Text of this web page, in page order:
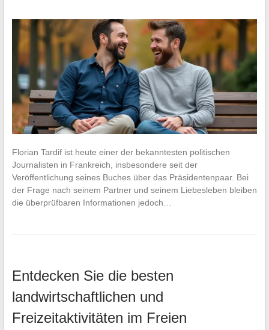
Florian Tardif ist heute einer der bekanntesten politischen
Journalisten in Frankreich, insbesondere seit der
Veröffentlichung seines Buches über das Präsidentenpaar. Bei
der Frage nach seinem Partner und seinem Liebesleben bleiben
die überprüfbaren Informationen jedoch…
Entdecken Sie die besten
landwirtschaftlichen und
Freizeitaktivitäten im Freien